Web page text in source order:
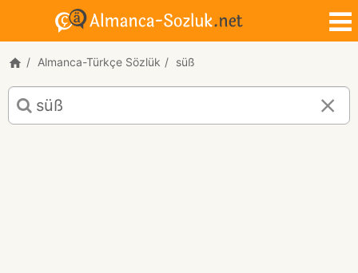
Almanca-Türkçe Sözlük süß
süß
için
Almanca-